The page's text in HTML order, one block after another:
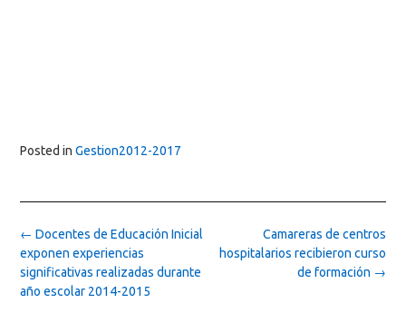
Posted in Gestion2012-2017
Post
navigation
Camareras de centros
hospitalarios recibieron curso
de formación →
← Docentes de Educación Inicial
exponen experiencias
significativas realizadas durante
año escolar 2014-2015